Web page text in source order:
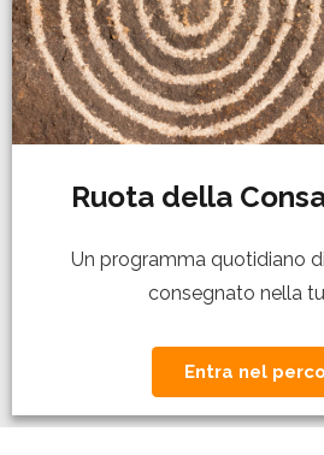
Ruota della
Un programma quotidiano
consegnato nella
Entra nel